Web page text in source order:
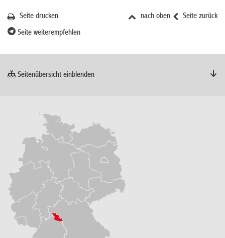
Seite zurück
nach oben
Seite drucken
Seite weiterempfehlen
Seitenübersicht einblenden